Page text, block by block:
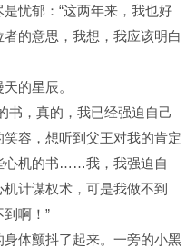
忧郁：“这两年来，我也好
的意思，我想，我应该明白
的星辰。
，真的，我已经强迫自己
容，想听到父王对我的肯定
心机的书……我，我强迫自
计谋权术，可是我做不到
啊！”
体颤抖了起来。一旁的小黑